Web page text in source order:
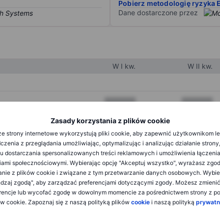
Zasady korzystania z plików cookie
strony internetowe wykorzystują pliki cookie, aby zapewnić użytkownikom
z przeglądania umożliwiając, optymalizując i analizując działanie
dostarczania spersonalizowanych treści reklamowych i umożliwienia
społecznościowymi. Wybierając opcję "Akceptuj wszystko", wyrażasz
z plików cookie i związane z tym przetwarzanie danych osobowych.
zgodą", aby zarządzać preferencjami dotyczącymi zgody. Możesz
lub wycofać zgodę w dowolnym momencie za pośrednictwem strony z
cookie. Zapoznaj się z naszą polityką plików cookie i naszą polityką
Pobierz metodologię ryzyka
Dane dostarczone przez
W I kw. W II kw.
XXXXXXX XXXXXXX
XXXXXXX
XXXXXXX XXXXXXX
XXXXXXX XXXXXXX
XXXXXXX